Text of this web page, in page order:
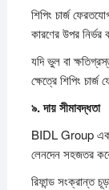
শিপিং চার্জ
কারণের উপর নির্ভর
যদি ভুল বা
ক্ষেত্রে শিপিং
৯.দায়সীমাবদ্ধতা
BIDL Group একটি
লেনদেন সহজতর
রিফান্ড সংক্রান্ত